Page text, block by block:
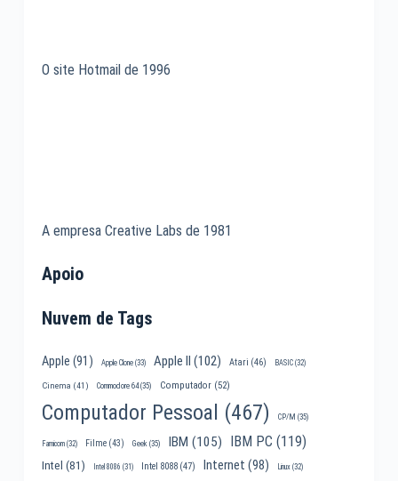
O site Hotmail de 1996
A empresa Creative Labs de 1981
Apoio
Nuvem de Tags
Apple (91) Apple Clone(33) Apple II (102) Atari (46) BASIC(32)
Cinema (41) Commodore 64(35) Computador(52)
Computador Pessoal (467) CP/M (35)
Famicom(32) Filme(43) Geek (35) IBM (105) IBM PC (119)
Intel (81) Intel 8086 (31) Intel 8088(47) Internet (98) Linux(32)